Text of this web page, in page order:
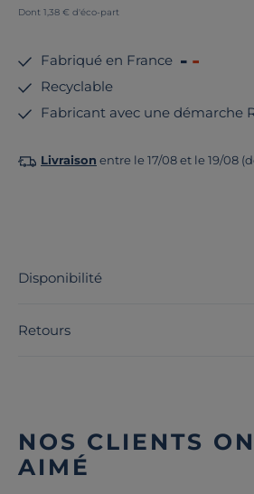
Dont 1,38 € d'éco-part
Fabriqué en France
Recyclable
Fabricant avec une démarche
Livraison entre le 17/08 et le 19/08
Disponibilité
Retours
NOS CLIENTS
AIMÉ